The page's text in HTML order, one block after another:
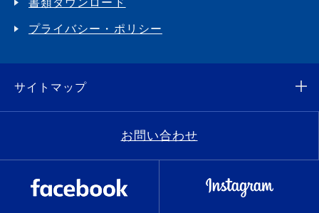
書類ダウンロード
プライバシー・ポリシー
サイトマップ
お問い合わせ